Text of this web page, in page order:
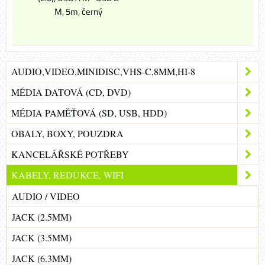
M, 5m, černý
AUDIO,VIDEO,MINIDISC,VHS-C,8MM,HI-8
MÉDIA DATOVÁ (CD, DVD)
MÉDIA PAMĚŤOVÁ (SD, USB, HDD)
OBALY, BOXY, POUZDRA
KANCELÁŘSKÉ POTŘEBY
KABELY, REDUKCE, WIFI
AUDIO / VIDEO
JACK (2.5MM)
JACK (3.5MM)
JACK (6.3MM)